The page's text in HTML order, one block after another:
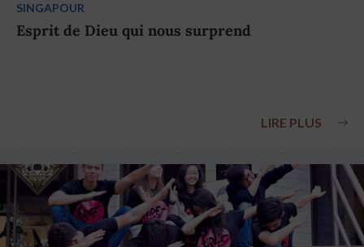
SINGAPOUR
Esprit de Dieu qui nous surprend
LIRE PLUS